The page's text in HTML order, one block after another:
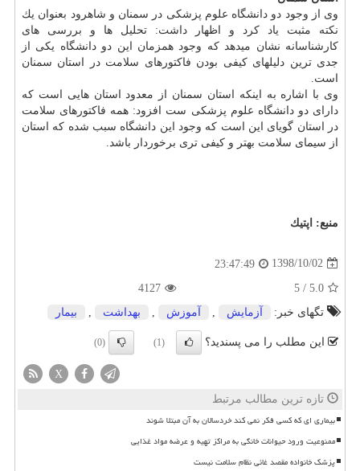
وی از وجود دو دانشگاه علوم پزشكی در سمنان و شاهرود بعنوان یك
نكته مثبت یاد كرد و اظهار داشت: تحلیل ها و بررسی های
كارشناسانه نشان میدهد كه وجود همزمان این دو دانشگاه یكی از
جدی ترین دلیلهای كیفی بودن فاكتورهای سلامت در استان سمنان
است.
وی با اشاره به اینكه استان سمنان از معدود استان هایی است كه
دارای دو دانشگاه علوم پزشكی ست افزود: همه فاكتورهای سلامت
در استان گویای این است كه وجود این دانشگاه سبب شده كه استان
از سیمای سلامت بهتر و كیفی تری برخوردار باشد.
منبع: اپتیك
1398/10/02
23:47:49
5.0
/
5
4127
تگهای خبر:
آزمایش آموزش بهداشت بیمار
این مطلب را می پسندید؟ (1)
(0)
X
تازه ترین مطالب مرتبط
بیماری ای که کسی فکر نمی کند خردسالان به آن مبتلا شوند
ممنوعیت ورود حیوانات خانگی به مراکز تهیه و عرضه مواد غذایی
پزشک خانواده مقصد غائی نظام سلامت نیست